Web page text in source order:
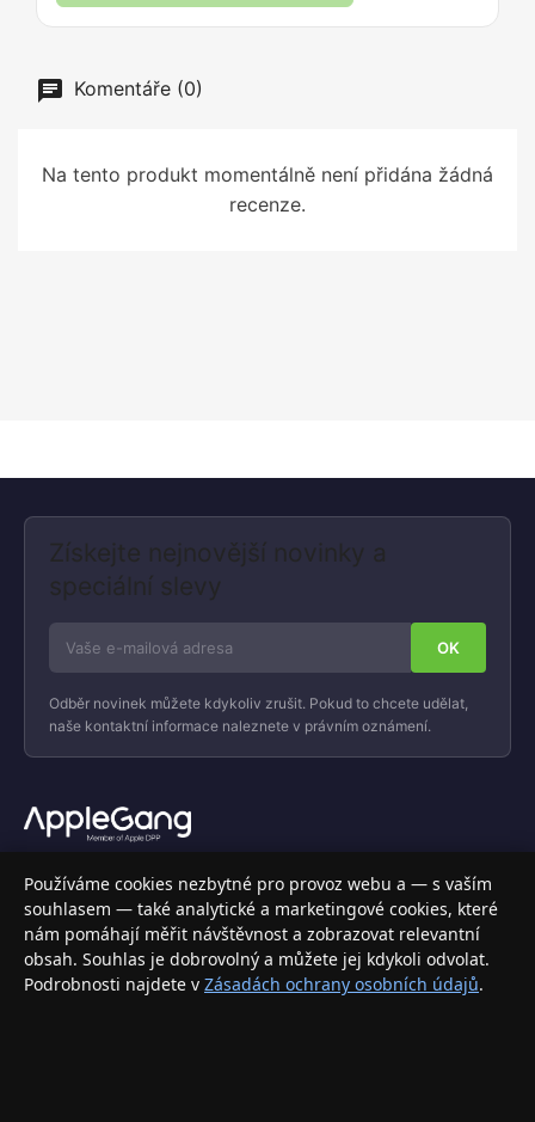
Komentáře (0)
Na tento produkt momentálně není přidána žádná
recenze.
Získejte nejnovější novinky a
speciální slevy
Odběr novinek můžete kdykoliv zrušit. Pokud to chcete udělat,
naše kontaktní informace naleznete v právním oznámení.
Váš specializovaný obchod s Apple produkty, příslušenstvím a
elektronikou. Nakupujte bezpečně a s jistotou.
INFORMACE
Doprava a doručení
Používáme cookies nezbytné pro provoz webu a — s vaším
souhlasem — také analytické a marketingové cookies, které
nám pomáhají měřit návštěvnost a zobrazovat relevantní
obsah. Souhlas je dobrovolný a můžete jej kdykoli odvolat.
Podrobnosti najdete v Zásadách ochrany osobních údajů.